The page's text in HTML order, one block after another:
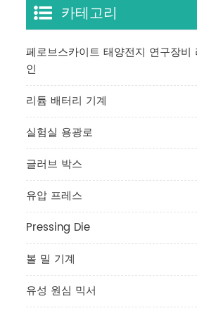
카테고리
페로브스카이트 태양전지 연구장비
인
리튬 배터리 기계
실험실 용광로
글러브 박스
유압 프레스
Pressing Die
볼 밀 기계
유성 원심 믹서